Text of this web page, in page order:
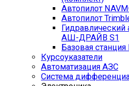
Автопилот
Автопилот
АШ-ДРАЙВ S1
Базовая
Курсоуказатели
Автоматизация АЗС
Система